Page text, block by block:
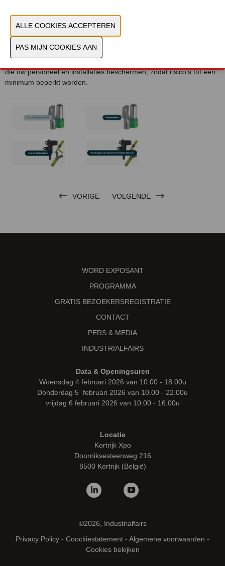
hoogspanningsinstallaties. Onze technieken en producten
garanderen een veilige, betrouwbare en efficiënte werking van uw
netwerken.
Safety
die uw personeel en installaties beschermen, zodat risico’s tot een
minimum beperkt worden.
VORIGE VOLGENDE
WORD EXPOSANT
PROGRAMMA
GRATIS BEZOEKERSREGISTRATIE
CONTACT
PERS & MEDIA
INDUSTRIALFAIRS
Data & Openingsuren
Woensdag 4 februari 2026 van 10.00 - 18.00u
Donderdag 5 februari 2026 van 10.00 - 22.00u
vrijdag 6 februari 2026 van 10.00 - 16.00u
Locatie
Kortrijk Xpo
Doorniksesteenweg 216
8500 Kortrijk (België)
©2026, Industrialfairs
Privacy Policy - Coockiestatement - Algemene voorwaarden -
Cookies bekijken